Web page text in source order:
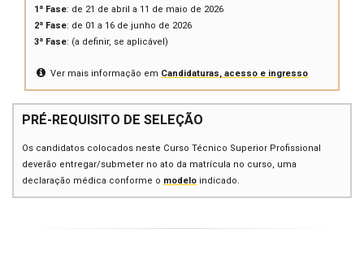
1ª Fase: de 21 de abril a 11 de maio de 2026
2ª Fase: de 01 a 16 de junho de 2026
3ª Fase: (a definir, se aplicável)
Ver mais informação em Candidaturas, acesso e ingresso
PRÉ-REQUISITO DE SELEÇÃO
Os candidatos colocados neste Curso Técnico Superior Profissional
deverão entregar/submeter no ato da matrícula no curso, uma
declaração médica conforme o modelo indicado.